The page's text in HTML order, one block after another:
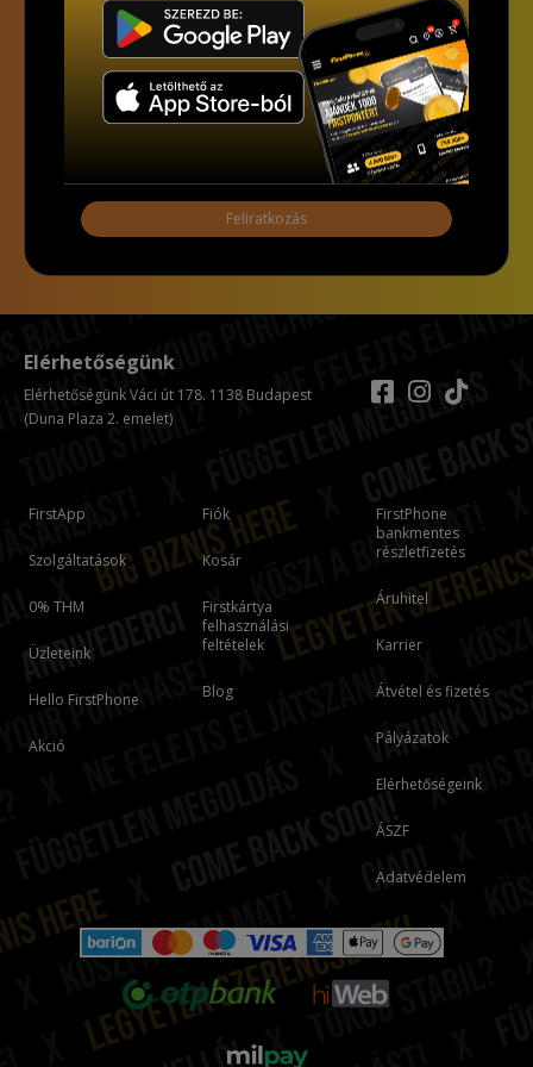
bekezdés a) pontja, továbbá a 7. cikk rendelkezése
alapján - hozzájárulok, hogy az adatkezelő a most
megadott személyes adataimat a GDPR, továbbá a
saját adatkezelési tájékoztatójának feltételei szerint
kezelje. Tudomásul veszem, hogy a GDPR 7. cikk (3)
bekezdése szerint a hozzájárulásomat bármikor
visszavonhatom, akár egy kattintással.
Feliratkozás
FirstApp
Szolgáltatások
0% THM
Üzleteink
Hello FirstPhone
Akció
Fiók
Kosár
Firstkártya
felhasználási
feltételek
Blog
FirstPhone
bankmentes
részletfizetés
Áruhitel
Karrier
Átvétel és fizetés
Pályázatok
Elérhetőségeink
ÁSZF
Adatvédelem
Elérhetőségünk
Elérhetőségünk Váci út 178. 1138 Budapest
(Duna Plaza 2. emelet)